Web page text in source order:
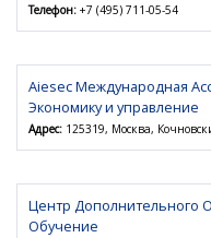
Телефон: +7 (495) 711-05-54
Aiesec Международная
Экономику и управление
Адрес: 125319, Москва,
Центр Дополнительного
Обучение